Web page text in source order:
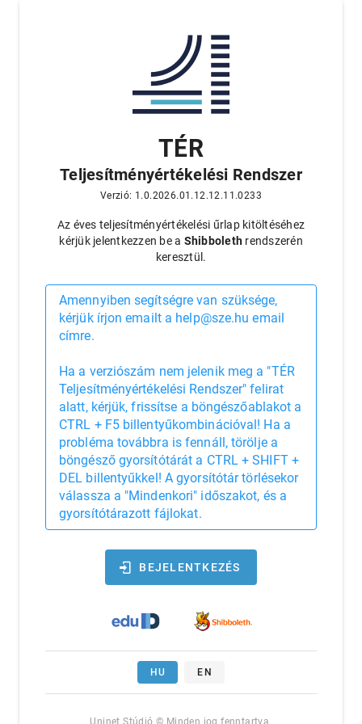
TÉR
Teljesítményértékelési Rendszer
Verzió: 1.0.2026.01.12.12.11.0233
Az éves teljesítményértékelési űrlap kitöltéséhez
kérjük jelentkezzen be a Shibboleth rendszerén
keresztül.
Amennyiben segítségre van szüksége,
kérjük írjon emailt a help@sze.hu email
címre.
Ha a verziószám nem jelenik meg a "TÉR
Teljesítményértékelési Rendszer" felirat
alatt, kérjük, frissítse a böngészőablakot a
CTRL + F5 billentyűkombinációval! Ha a
probléma továbbra is fennáll, törölje a
böngésző gyorsítótárát a CTRL + SHIFT +
DEL billentyűkkel! A gyorsítótár törlésekor
válassza a "Mindenkori" időszakot, és a
gyorsítótárazott fájlokat.
BEJELENTKEZÉS
HU EN
Uninet Stúdió © Minden jog fenntartva.